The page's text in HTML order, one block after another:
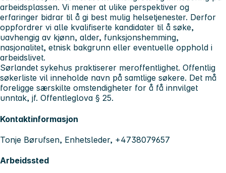
arbeidsplassen. Vi mener at ulike perspektiver og
erfaringer bidrar til å gi best mulig helsetjenester. Derfor
oppfordrer vi alle kvalifiserte kandidater til å søke,
uavhengig av kjønn, alder, funksjonshemming,
nasjonalitet, etnisk bakgrunn eller eventuelle opphold i
arbeidslivet.
Sørlandet sykehus praktiserer meroffentlighet. Offentlig
søkerliste vil inneholde navn på samtlige søkere. Det må
foreligge særskilte omstendigheter for å få innvilget
unntak, jf. Offentleglova § 25.
Kontaktinformasjon
Tonje Børufsen, Enhetsleder, +4738079657
Arbeidssted